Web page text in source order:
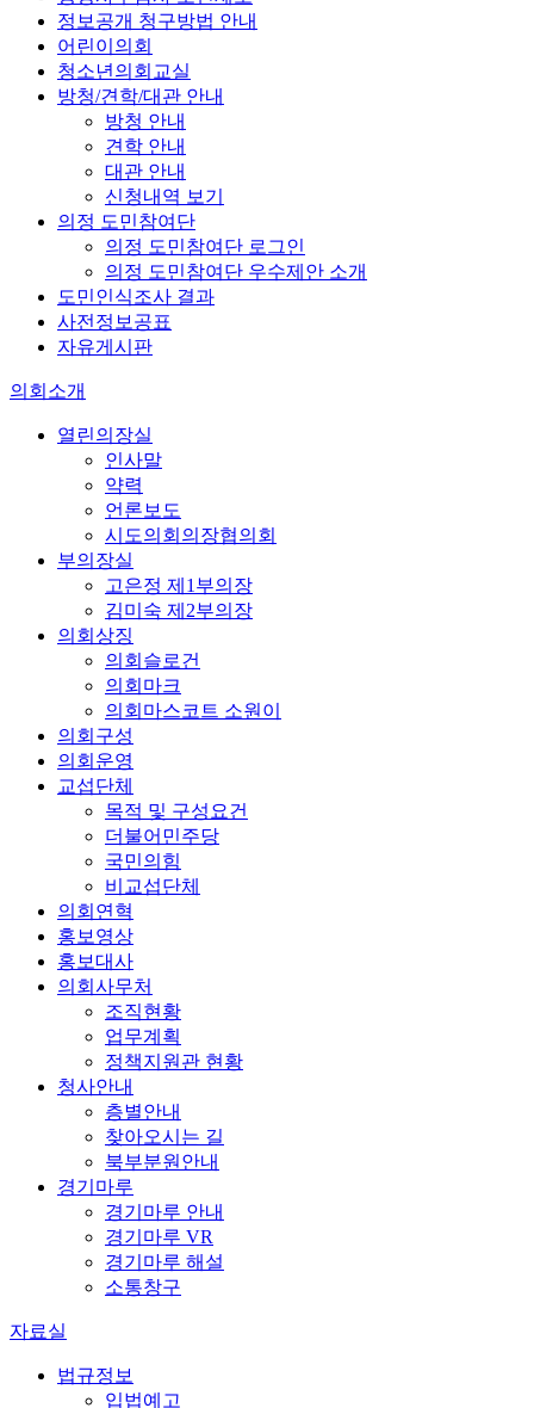
정보공개 청구방법 안내
어린이의회
청소년의회교실
방청/견학/대관 안내
방청 안내
견학 안내
대관 안내
신청내역 보기
의정 도민참여단
의정 도민참여단 로그인
의정 도민참여단 우수제안 소개
도민인식조사 결과
사전정보공표
자유게시판
의회소개
열린의장실
인사말
약력
언론보도
시도의회의장협의회
부의장실
고은정 제1부의장
김미숙 제2부의장
의회상징
의회슬로건
의회마크
의회마스코트 소원이
의회구성
의회운영
교섭단체
목적 및 구성요건
더불어민주당
국민의힘
비교섭단체
의회연혁
홍보영상
홍보대사
의회사무처
조직현황
업무계획
정책지원관 현황
청사안내
층별안내
찾아오시는 길
북부분원안내
경기마루
경기마루 안내
경기마루 VR
경기마루 해설
소통창구
자료실
법규정보
입법예고